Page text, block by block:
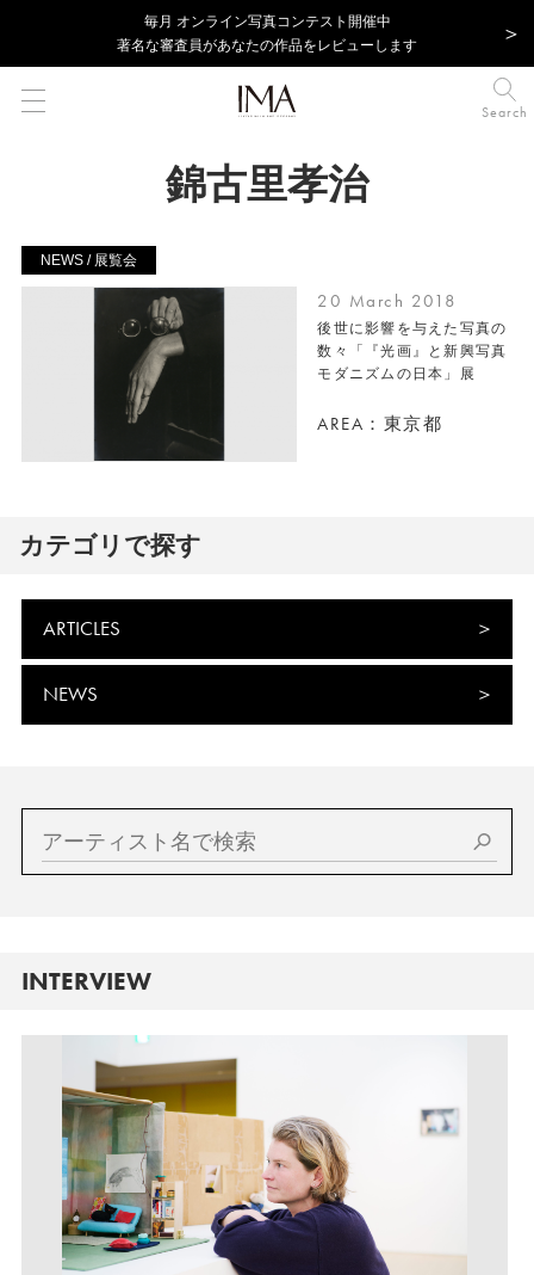
毎⽉ オンライン写真コンテスト開催中
著名な審査員があなたの作品をレビューします
Search
錦古里孝治
NEWS / 展覧会
20 March 2018
後世に影響を与えた写真の
数々「『光画』と新興写真
モダニズムの日本」展
AREA：東京都
カテゴリで探す
ARTICLES
NEWS
INTERVIEW